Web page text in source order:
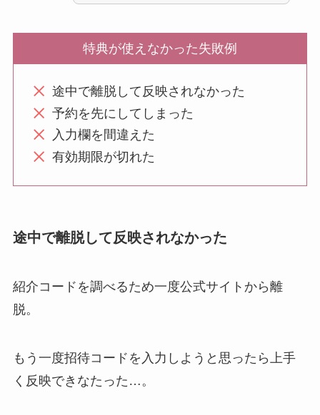
特典が使えなかった失敗例
途中で離脱して反映されなかった
予約を先にしてしまった
入力欄を間違えた
有効期限が切れた
途中で離脱して反映されなかった
紹介コードを調べるため一度公式サイトから離
脱。
もう一度招待コードを入力しようと思ったら上手
く反映できなたった…。